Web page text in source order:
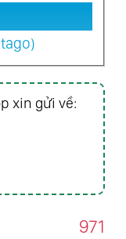
xin gửi về:
971